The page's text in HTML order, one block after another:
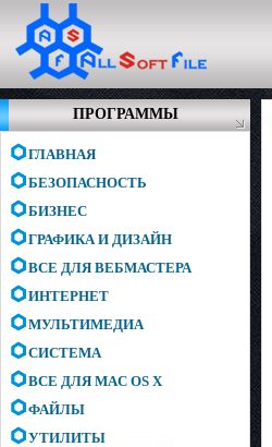
ПРОГРАММЫ
ГЛАВНАЯ
БЕЗОПАСНОСТЬ
БИЗНЕС
ГРАФИКА И ДИЗАЙН
ВСЕ ДЛЯ ВЕБМАСТЕРА
ИНТЕРНЕТ
МУЛЬТИМЕДИА
СИСТЕМА
ВСЕ ДЛЯ MAC OS X
ФАЙЛЫ
УТИЛИТЫ